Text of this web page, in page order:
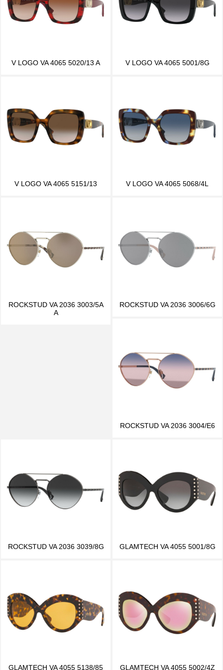
V LOGO VA 4065 5020/13 A V LOGO VA 4065 5001/8G
V LOGO VA 4065 5151/13 V LOGO VA 4065 5068/4L
ROCKSTUD VA 2036 3003/5A
A
ROCKSTUD VA 2036 3006/6G
ROCKSTUD VA 2036 3004/E6
ROCKSTUD VA 2036 3039/8G GLAMTECH VA 4055 5001/8G
GLAMTECH VA 4055 5138/85 GLAMTECH VA 4055 5002/4Z